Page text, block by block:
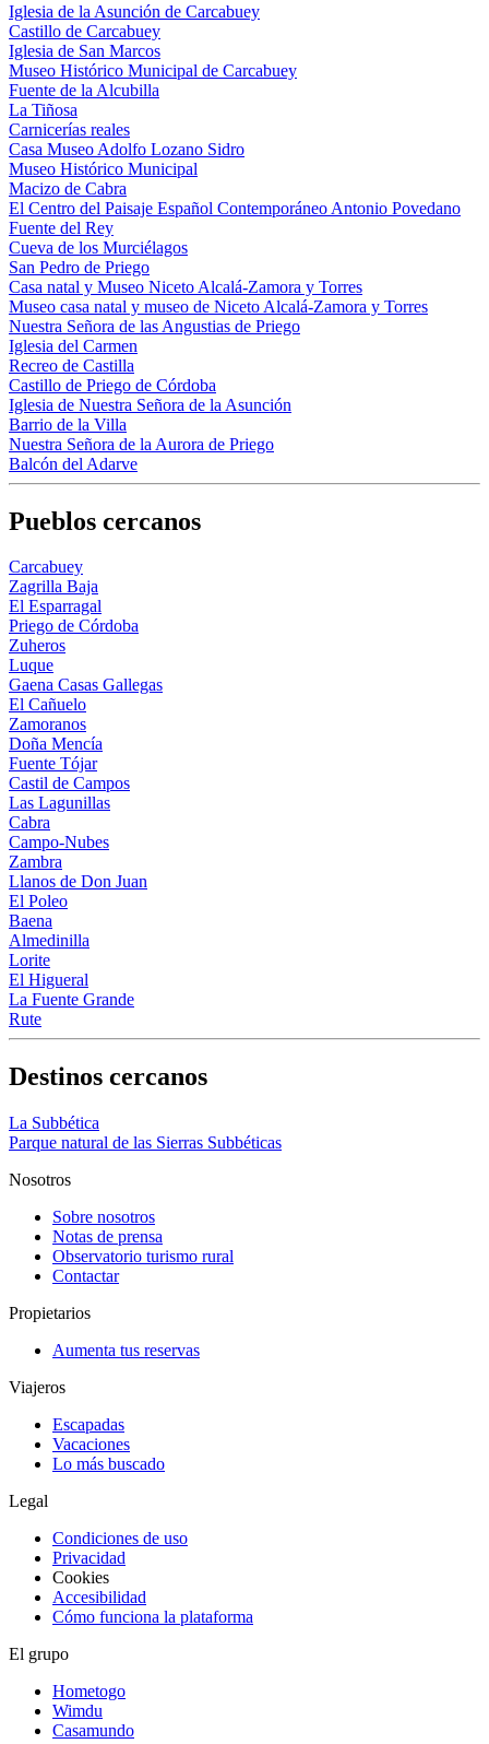
Iglesia de la Asunción de Carcabuey
Castillo de Carcabuey
Iglesia de San Marcos
Museo Histórico Municipal de Carcabuey
Fuente de la Alcubilla
La Tiñosa
Carnicerías reales
Casa Museo Adolfo Lozano Sidro
Museo Histórico Municipal
Macizo de Cabra
El Centro del Paisaje Español Contemporáneo Antonio Povedano
Fuente del Rey
Cueva de los Murciélagos
San Pedro de Priego
Casa natal y Museo Niceto Alcalá-Zamora y Torres
Museo casa natal y museo de Niceto Alcalá-Zamora y Torres
Nuestra Señora de las Angustias de Priego
Iglesia del Carmen
Recreo de Castilla
Castillo de Priego de Córdoba
Iglesia de Nuestra Señora de la Asunción
Barrio de la Villa
Nuestra Señora de la Aurora de Priego
Balcón del Adarve
Pueblos cercanos
Carcabuey
Zagrilla Baja
El Esparragal
Priego de Córdoba
Zuheros
Luque
Gaena Casas Gallegas
El Cañuelo
Zamoranos
Doña Mencía
Fuente Tójar
Castil de Campos
Las Lagunillas
Cabra
Campo-Nubes
Zambra
Llanos de Don Juan
El Poleo
Baena
Almedinilla
Lorite
El Higueral
La Fuente Grande
Rute
Destinos cercanos
La Subbética
Parque natural de las Sierras Subbéticas
Nosotros
Sobre nosotros
Notas de prensa
Observatorio turismo rural
Contactar
Propietarios
Aumenta tus reservas
Viajeros
Escapadas
Vacaciones
Lo más buscado
Legal
Condiciones de uso
Privacidad
Cookies
Accesibilidad
Cómo funciona la plataforma
El grupo
Hometogo
Wimdu
Casamundo